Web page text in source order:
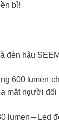
bỉ!
đèn hậu
600 lumen
mắt người đối
lumen – Led